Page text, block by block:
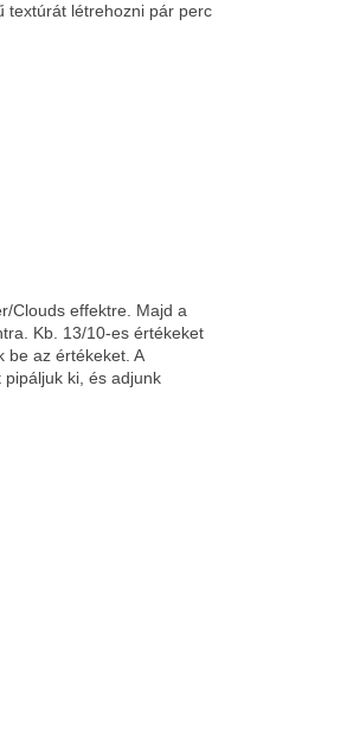
textúrát létrehozni pár perc
Clouds effektre. Majd a
Kb. 13/10-es értékeket
be az értékeket. A
ki, és adjunk